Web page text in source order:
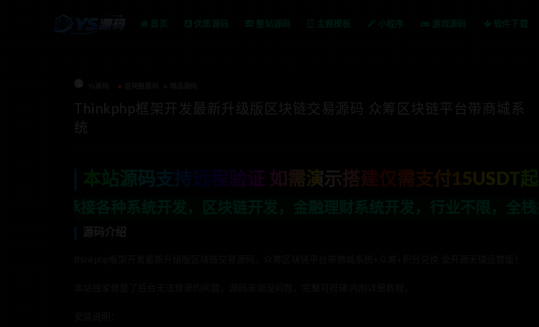
首页 优质源码 整站源码 主题模板 小程序 游戏源码 软件下载
Thinkphp框架开发最新升级版区块链交易源码 众筹区块链平台带商城系
统
本站源码支持远程验证 如需演示搭建仅需支付15USDT起